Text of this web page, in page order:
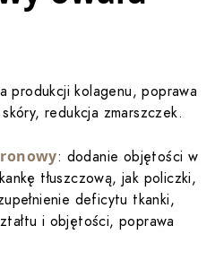
produkcji kolagenu, poprawa
redukcja zmarszczek.
: dodanie objętości w
tłuszczową, jak policzki,
deficytu tkanki,
i objętości, poprawa